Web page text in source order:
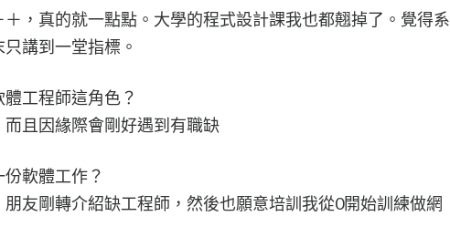
，真的就一點點。大學的程式設計課我也都翹掉了。覺得系
講到一堂指標。
工程師這角色？
且因緣際會剛好遇到有職缺
軟體工作？
友剛轉介紹缺工程師，然後也願意培訓我從0開始訓練做網